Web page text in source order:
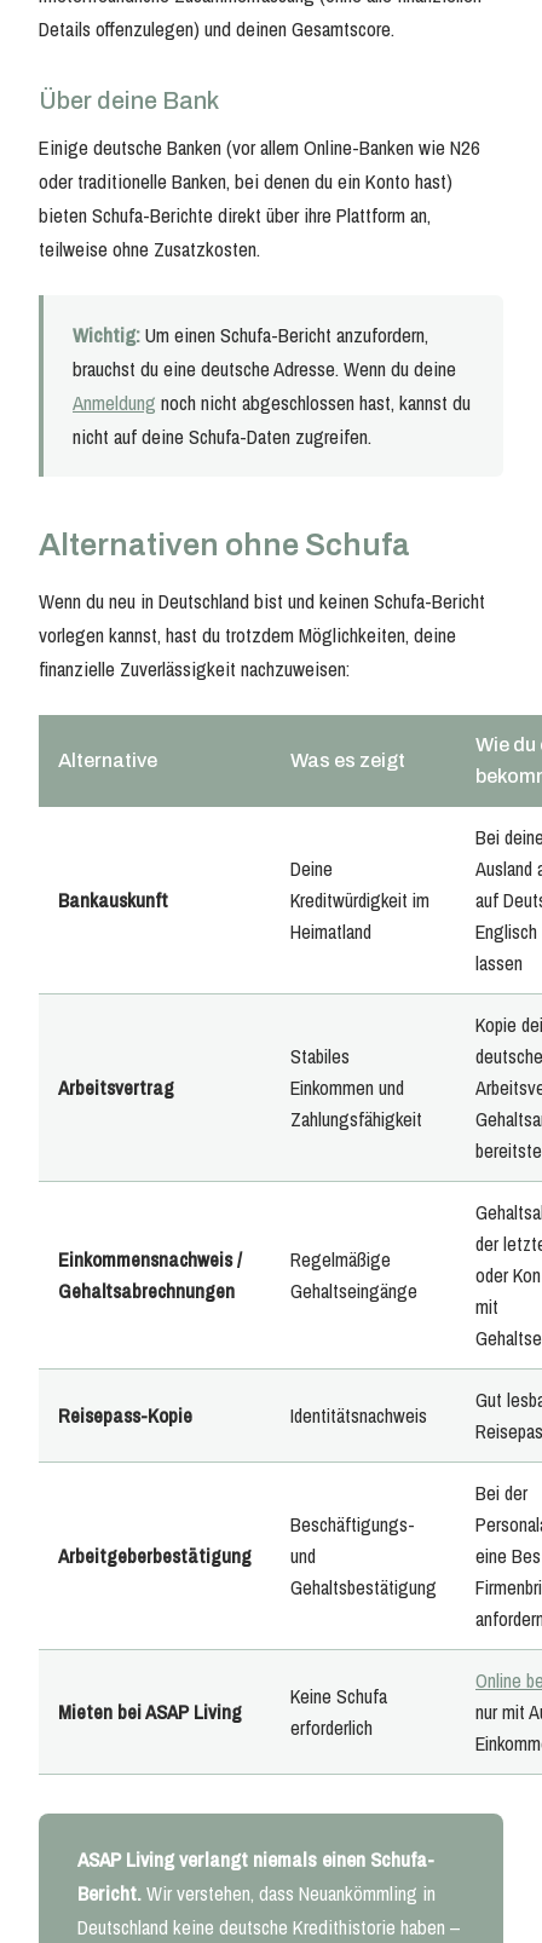
Details offenzulegen) und deinen Gesamtscore.
Über deine Bank
Einige deutsche Banken (vor allem Online-Banken wie N26
oder traditionelle Banken, bei denen du ein Konto hast)
bieten Schufa-Berichte direkt über ihre Plattform an,
teilweise ohne Zusatzkosten.
Wichtig:Um einen Schufa-Bericht anzufordern,
brauchst du eine deutsche Adresse. Wenn du deine
Anmeldung noch nicht abgeschlossen hast, kannst du
nicht auf deine Schufa-Daten zugreifen.
Alternativen ohne Schufa
Wenn du neu in Deutschland bist und keinen Schufa-Bericht
vorlegen kannst, hast du trotzdem Möglichkeiten, deine
finanzielle Zuverlässigkeit nachzuweisen:
Alternative Was es zeigt
Wie du
Bankauskunft
Deine
Kreditwürdigkeit im
Heimatland
Bei
Ausland
auf
lassen
Arbeitsvertrag
Stabiles
Einkommen und
Zahlungsfähigkeit
Kopie
Einkommensnachweis /
Gehaltsabrechnungen
Regelmäßige
Gehaltseingänge
der
oder
mit
Reisepass-Kopie Identitätsnachweis
Gut
Arbeitgeberbestätigung
Beschäftigungs-
und
Gehaltsbestätigung
Bei der
eine
Mieten bei ASAP Living
Keine Schufa
erforderlich
Online
nur mit
ASAP Living verlangt niemals einen Schufa-
Bericht.Wir verstehen, dass Neuankömmling in
Deutschland keine deutsche Kredithistorie haben –